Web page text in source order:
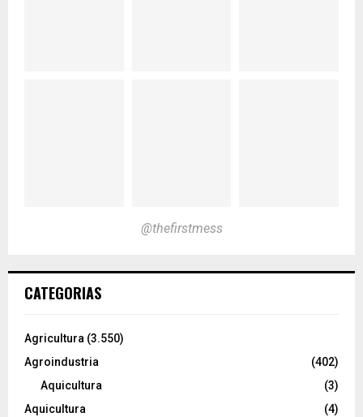
@thefirstmess
CATEGORIAS
Agricultura (3.550)
Agroindustria
(402)
Aquicultura
(3)
Aquicultura
(4)